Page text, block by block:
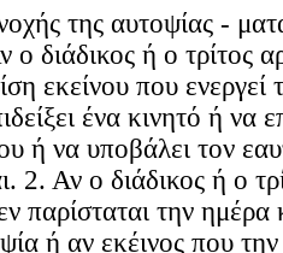
της αυτοψίας -
διάδικος ή ο τρίτος
εκείνου που ενεργεί
ένα κινητό ή να
ή να υποβάλει τον
2. Αν ο διάδικος ή ο
παρίσταται την
ή αν εκέινος που την